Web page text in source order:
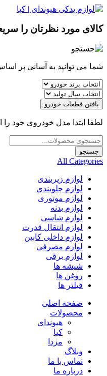
کالای مورد نظرتان را
شما می توانید به آسانی بر
یافتن قطعات خودرو
لطفا ابتدا مدل خودروی خود را
Products
search
جستجو
All Categories
لوازم زیربندی
لوازم جلوبندی
لوازم موتوری
لوازم بدنه
لوازم شاسی
لوازم انتقال قدرت
لوازم داخلی کابین
لوازم مصرفی
لوازم برقی
شیشه ها
روغن ها
فیلتر ها
صفحه اصلی
محصولات
هیوندای
کیا
مزدا
وبلاگ
تماس با ما
درباره ما